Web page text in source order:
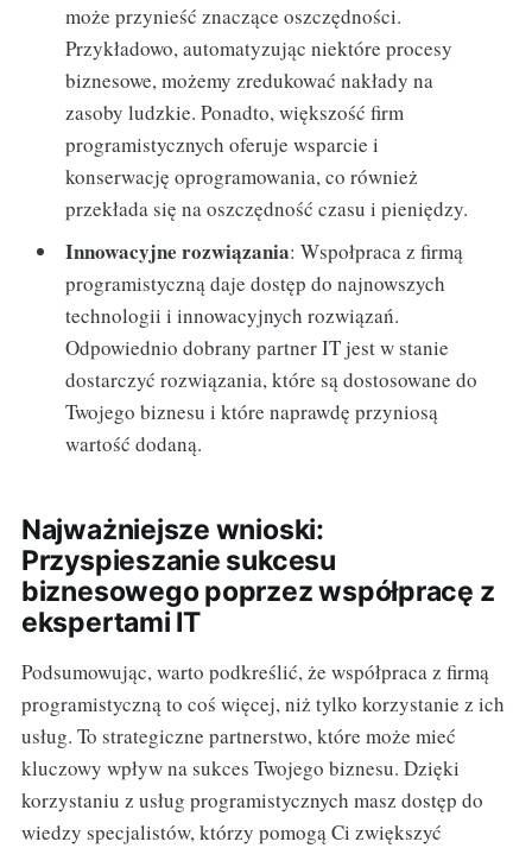
może przynieść znaczące oszczędności.
Przykładowo, automatyzując niektóre procesy
biznesowe, możemy zredukować nakłady na
zasoby ludzkie. Ponadto, większość firm
programistycznych oferuje wsparcie i
konserwację oprogramowania, co również
przekłada się na oszczędność czasu i pieniędzy.
Innowacyjne rozwiązania: Wspołpraca z firmą
programistyczną daje dostęp do najnowszych
technologii i innowacyjnych rozwiązań.
Odpowiednio dobrany partner IT jest w stanie
dostarczyć rozwiązania, które są dostosowane do
Twojego biznesu i które naprawdę przyniosą
wartość dodaną.
Najważniejsze wnioski:
Przyspieszanie sukcesu
biznesowego poprzez współpracę z
ekspertami IT
Podsumowując, warto podkreślić, że współpraca z firmą
programistyczną to coś więcej, niż tylko korzystanie z ich
usług. To strategiczne partnerstwo, które może mieć
kluczowy wpływ na sukces Twojego biznesu. Dzięki
korzystaniu z usług programistycznych masz dostęp do
wiedzy specjalistów, którzy pomogą Ci zwiększyć